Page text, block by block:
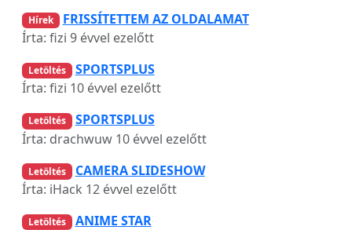
Hírek
FRISSÍTETTEM AZ OLDALAMAT
Írta: fizi 9 évvel ezelőtt
Letöltés
SPORTSPLUS
Írta: fizi 10 évvel ezelőtt
Letöltés
SPORTSPLUS
Írta: drachwuw 10 évvel ezelőtt
Letöltés
CAMERA SLIDESHOW
Írta: iHack 12 évvel ezelőtt
Letöltés
ANIME STAR